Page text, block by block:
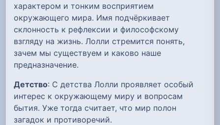
характером и тонким восприятием
окружающего мира. Имя подчёркивает
склонность к рефлексии и философскому
взгляду на жизнь. Лолли стремится понять,
зачем мы существуем и каково наше
предназначение.
Детство: С детства Лолли проявляет особый
интерес к окружающему миру и вопросам
бытия. Уже тогда считает, что мир полон
загадок и противоречий.